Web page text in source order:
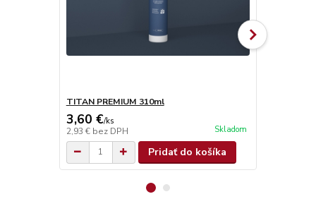
TITAN PREMIUM 310ml
3,60 €/ks
2,93 € bez DPH Skladom
Pridať do košíka